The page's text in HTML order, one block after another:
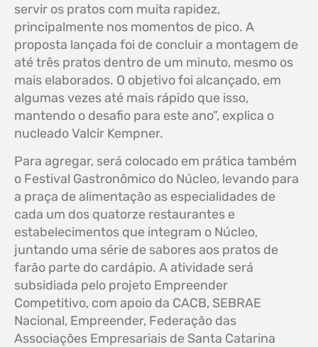
servir os pratos com muita rapidez,
principalmente nos momentos de pico. A
proposta lançada foi de concluir a montagem de
até três pratos dentro de um minuto, mesmo os
mais elaborados. O objetivo foi alcançado, em
algumas vezes até mais rápido que isso,
mantendo o desafio para este ano”, explica o
nucleado Valcir Kempner.
Para agregar, será colocado em prática também
o Festival Gastronômico do Núcleo, levando para
a praça de alimentação as especialidades de
cada um dos quatorze restaurantes e
estabelecimentos que integram o Núcleo,
juntando uma série de sabores aos pratos de
farão parte do cardápio. A atividade será
subsidiada pelo projeto Empreender
Competitivo, com apoio da CACB, SEBRAE
Nacional, Empreender, Federação das
Associações Empresariais de Santa Catarina